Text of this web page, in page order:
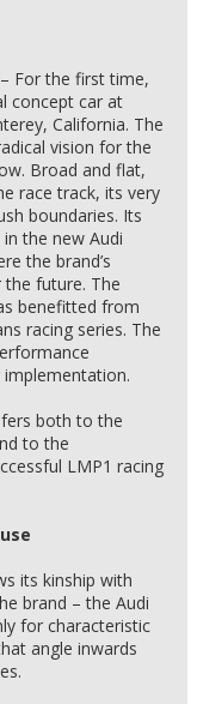
For the first time,
concept car at
California. The
vision for the
Broad and flat,
race track, its very
boundaries. Its
the new Audi
the brand’s
the future. The
benefitted from
racing series. The
both to the
to the
LMP1 racing
its kinship with
brand – the Audi
for characteristic
angle inwards